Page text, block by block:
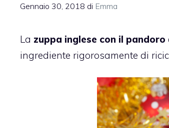
Gennaio 30, 2018 di Emma
La zuppa inglese con il pandoro
ingrediente rigorosamente di